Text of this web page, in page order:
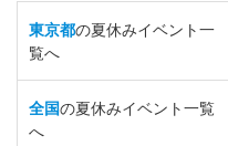
東京都の夏休みイベント一
覧へ
全国の夏休みイベント一覧
へ